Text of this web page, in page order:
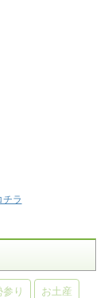
ラ
り お土産